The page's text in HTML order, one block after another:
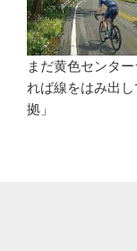
まだ黄色センタ
れば線をはみ出
拠」